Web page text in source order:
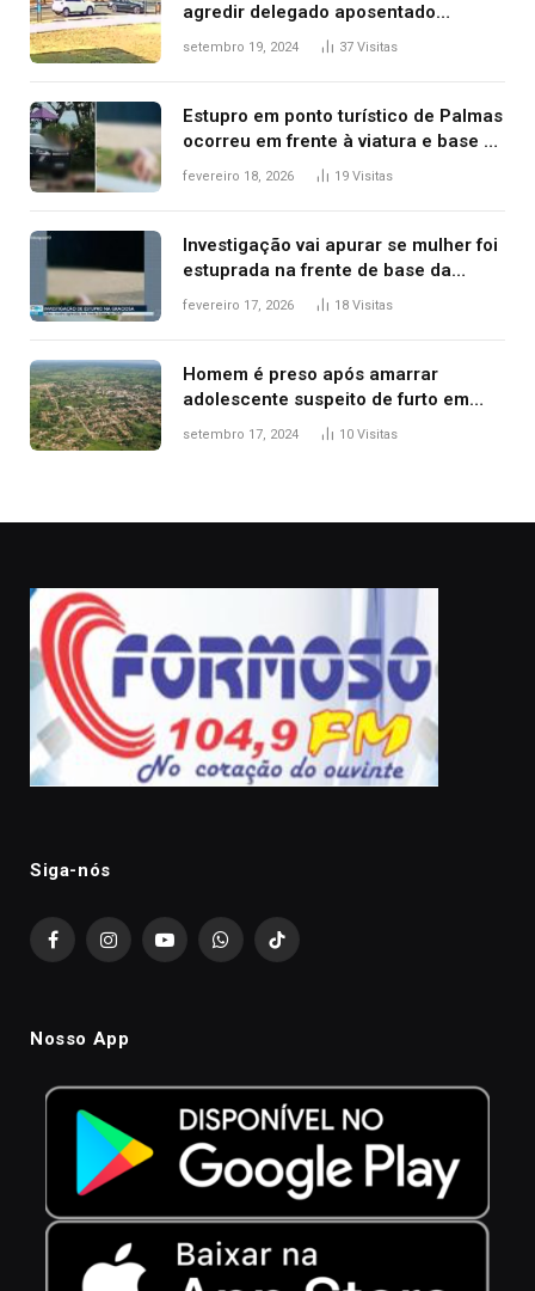
agredir delegado aposentado
durante confusão no trânsito
setembro 19, 2024 37 Visitas
Estupro em ponto turístico de Palmas
ocorreu em frente à viatura e base de
segurança; polícia investiga
fevereiro 18, 2026 19 Visitas
Investigação vai apurar se mulher foi
estuprada na frente de base da
Guarda Metropolitana de Palmas, diz
fevereiro 17, 2026 18 Visitas
Homem é preso após amarrar
adolescente suspeito de furto em
estaca de cerca e agredi-lo
setembro 17, 2024 10 Visitas
Siga-nós
FacebookInstagramYouTubeWhatsAppTikTok
Nosso App